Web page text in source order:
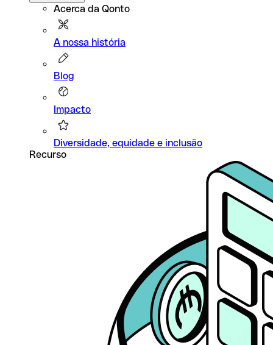
Acerca da Qonto
A nossa história
Blog
Impacto
Diversidade, equidade e inclusão
Recurso